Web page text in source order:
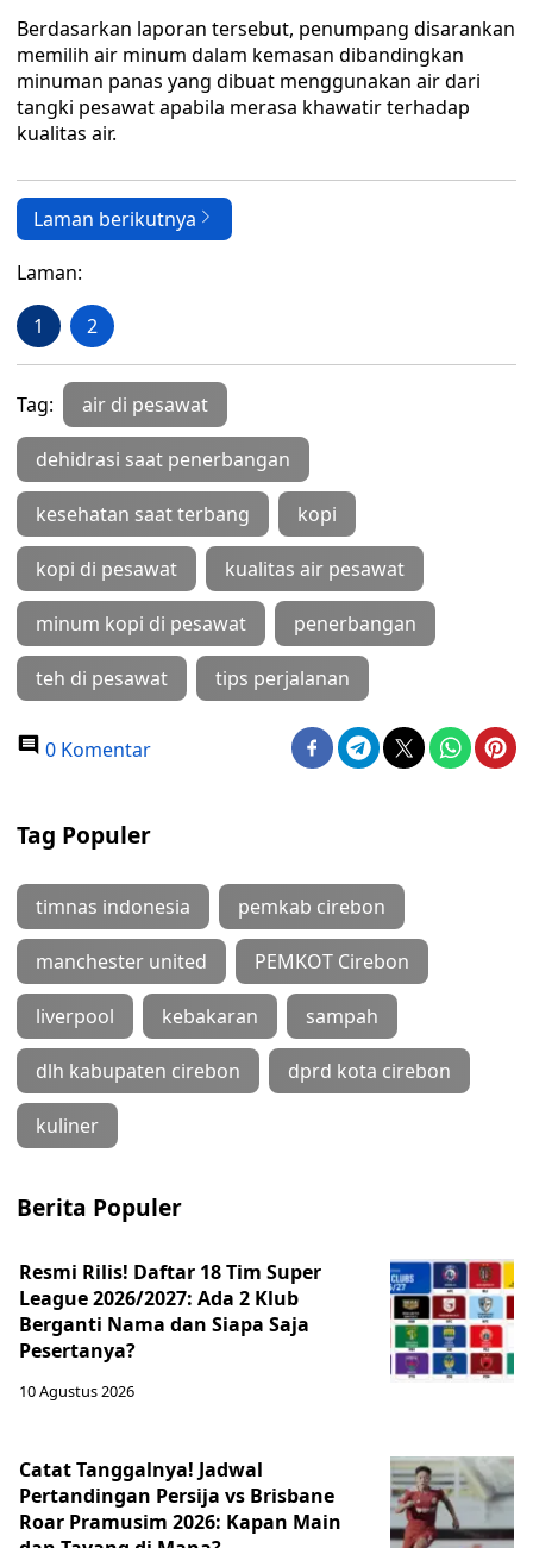
Berdasarkan laporan tersebut, penumpang disarankan
memilih air minum dalam kemasan dibandingkan
minuman panas yang dibuat menggunakan air dari
tangki pesawat apabila merasa khawatir terhadap
kualitas air.
Laman berikutnya
Laman:
1 2
Tag: air di pesawat
dehidrasi saat penerbangan
kesehatan saat terbang kopi
kopi di pesawat kualitas air pesawat
minum kopi di pesawat penerbangan
teh di pesawat tips perjalanan
0 Komentar
Tag Populer
timnas indonesia pemkab cirebon
manchester united PEMKOT Cirebon
liverpool kebakaran sampah
dlh kabupaten cirebon dprd kota cirebon
kuliner
Berita Populer
Resmi Rilis! Daftar 18 Tim Super
League 2026/2027: Ada 2 Klub
Berganti Nama dan Siapa Saja
Pesertanya?
10 Agustus 2026
Catat Tanggalnya! Jadwal
Pertandingan Persija vs Brisbane
Roar Pramusim 2026: Kapan Main